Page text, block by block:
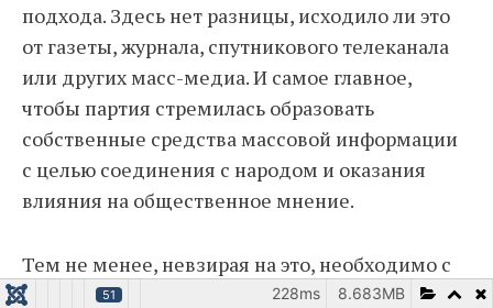
подхода. Здесь нет разницы, исходило ли это
от газеты, журнала, спутникового телеканала
или других масс-медиа. И самое главное,
чтобы партия стремилась образовать
собственные средства массовой информации
с целью соединения с народом и оказания
влияния на общественное мнение.
Тем не менее, невзирая на это, необходимо с
предостережением обращаться со средствами
51 8.683MB
228ms